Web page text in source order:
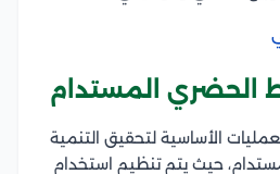
الحضري المستدام
الأساسية لتحقيق التنمية
حيث يتم تنظيم استخدام